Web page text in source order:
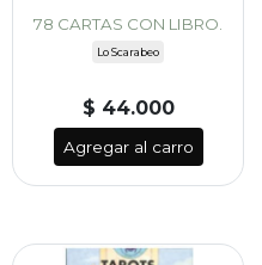
78 CARTAS CON LIBRO.
Lo Scarabeo
$ 44.000
Agregar al carro